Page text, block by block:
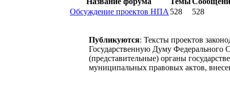
Обсуждение проектов НПА 528 528
Публикуются: Тексты проектов
Государственную Думу Федерального
(представительные) органы
муниципальных правовых актов,